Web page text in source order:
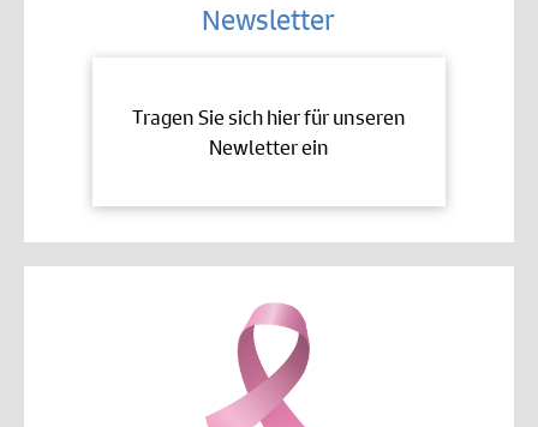
Newsletter
Tragen Sie sich hier für unseren
Newletter ein